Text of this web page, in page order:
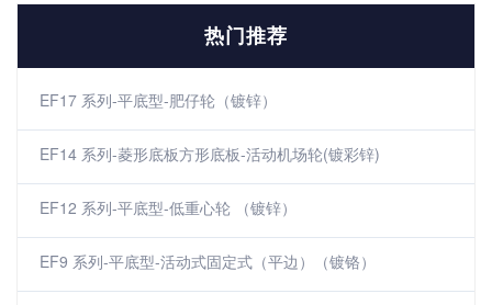
热门推荐
EF17 系列-平底型-肥仔轮（镀锌）
EF14 系列-菱形底板方形底板-活动机场轮(镀彩锌)
EF12 系列-平底型-低重心轮 （镀锌）
EF9 系列-平底型-活动式固定式（平边）（镀铬）